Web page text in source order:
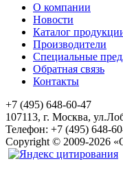
О компании
Новости
Каталог
Производители
Специальные
Обратная связь
Контакты
+7 (495) 648-60-47
107113, г. Москва,
Телефон: +7 (495) 648-
Copyright © 2009-2026